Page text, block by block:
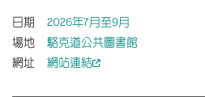
日期
2026年7月至9月
場地
駱克道公共圖書館
網址
網站連結